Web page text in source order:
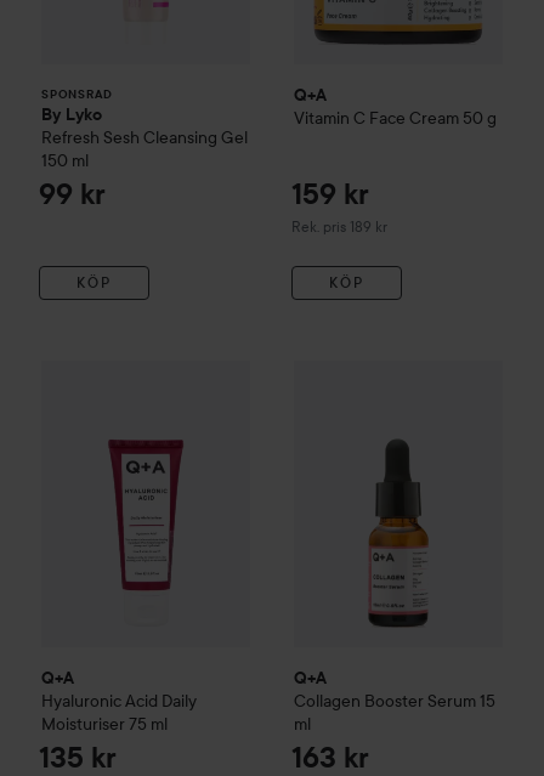
SPONSRAD
By Lyko
Refresh Sesh Cleansing Gel
150 ml
99 kr
KÖP
Q+A
Vitamin C Face Cream 50 g
159 kr
Rek. pris 189 kr
Rekommenderat pris 189 kr
KÖP
Q+A
Hyaluronic Acid Daily
Moisturiser 75 ml
135 kr
Q+A
Collagen Booster Serum 15
ml
163 kr